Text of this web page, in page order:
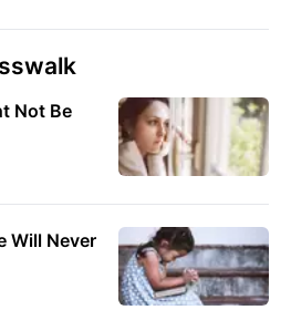
Not Be
Will Never